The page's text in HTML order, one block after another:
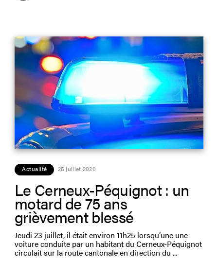
Actualité 25 juillet 2026
Le Cerneux-Péquignot : un
motard de 75 ans
grièvement blessé
Jeudi 23 juillet, il était environ 11h25 lorsqu’une une
voiture conduite par un habitant du Cerneux-Péquignot
circulait sur la route cantonale en direction du